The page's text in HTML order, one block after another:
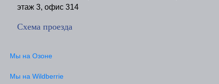
этаж 3, офис 314
Схема проезда
Мы на Озоне
Мы на Wildberrie